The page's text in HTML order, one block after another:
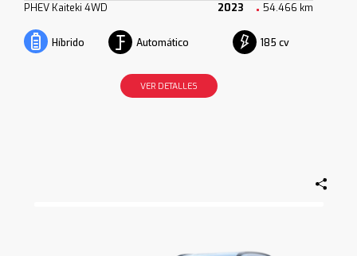
PHEV Kaiteki 4WD 2023 54.466 km
Híbrido Automático 185 cv
VER DETALLES